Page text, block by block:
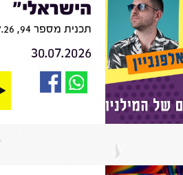
הישראלי"
תכנית מספר 94, 30.07.26
30.07.2026